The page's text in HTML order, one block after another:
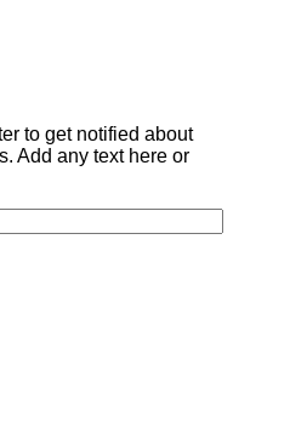
to get notified about
Add any text here or